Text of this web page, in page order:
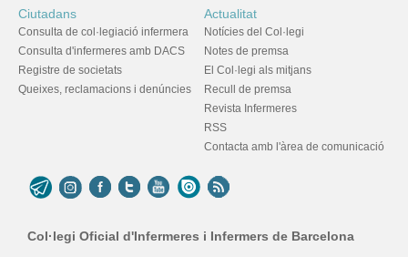
Ciutadans
Consulta de col·legiació infermera
Consulta d'infermeres amb DACS
Registre de societats
Queixes, reclamacions i denúncies
Actualitat
Notícies del Col·legi
Notes de premsa
El Col·legi als mitjans
Recull de premsa
Revista Infermeres
RSS
Contacta amb l'àrea de comunicació
Col·legi Oficial d'Infermeres i Infermers de Barcelona